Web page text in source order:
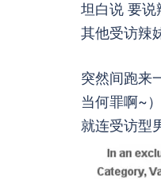
坦白说 要说
其他受访辣
突然间跑来
当何罪啊~）
就连受访型